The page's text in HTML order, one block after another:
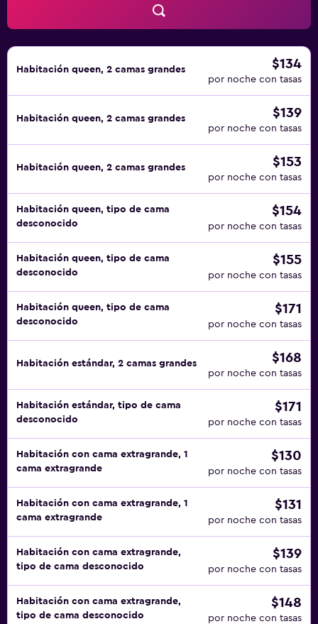
Habitación queen, 2 camas grandes $134
por noche con tasas
Habitación queen, 2 camas grandes $139
por noche con tasas
Habitación queen, 2 camas grandes $153
por noche con tasas
Habitación queen, tipo de cama
desconocido
$154
por noche con tasas
Habitación queen, tipo de cama
desconocido
$155
por noche con tasas
Habitación queen, tipo de cama
desconocido
$171
por noche con tasas
Habitación estándar, 2 camas grandes $168
por noche con tasas
Habitación estándar, tipo de cama
desconocido
$171
por noche con tasas
Habitación con cama extragrande, 1
cama extragrande
$130
por noche con tasas
Habitación con cama extragrande, 1
cama extragrande
$131
por noche con tasas
Habitación con cama extragrande,
tipo de cama desconocido
$139
por noche con tasas
Habitación con cama extragrande,
tipo de cama desconocido
$148
por noche con tasas